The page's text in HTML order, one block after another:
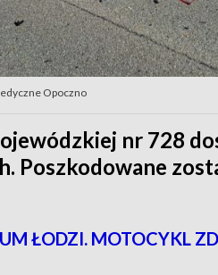
Opoczno
nr 728
Poszkodowane
ŁODZI. MOTOCYKL